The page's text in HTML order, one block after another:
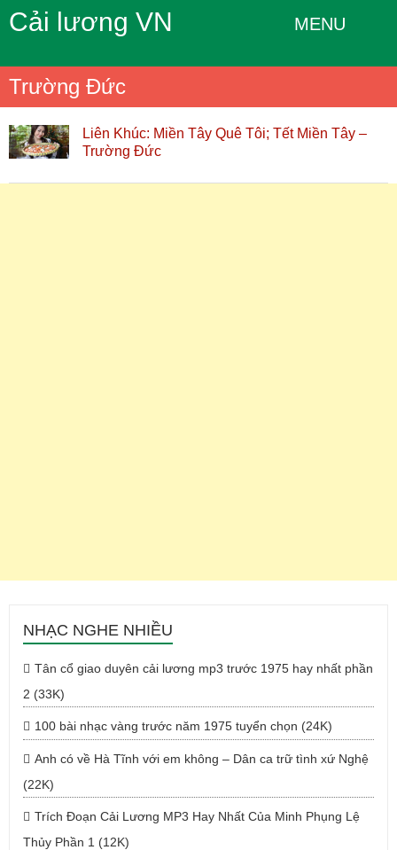
Cải lương VN MENU
Trường Đức
Liên Khúc: Miền Tây Quê Tôi; Tết Miền Tây –
Trường Đức
NHẠC NGHE NHIỀU
Tân cổ giao duyên cải lương mp3 trước 1975 hay nhất phần
2 (33K)
100 bài nhạc vàng trước năm 1975 tuyển chọn (24K)
Anh có về Hà Tĩnh với em không – Dân ca trữ tình xứ Nghệ
(22K)
Trích Đoạn Cải Lương MP3 Hay Nhất Của Minh Phụng Lệ
Thủy Phần 1 (12K)